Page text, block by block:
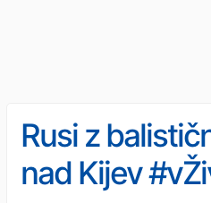
Rusi z
nad Kijev